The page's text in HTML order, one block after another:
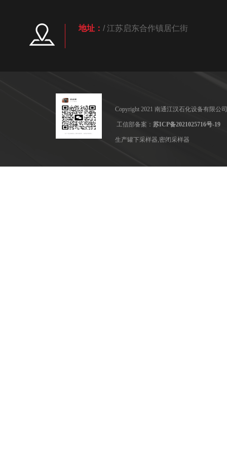
地址： / 江苏启东合作镇居仁街
Copyright 2021 南通江汉石化设备有
工信部备案： 苏ICP备2021025716号-19
生产罐下采样器,密闭采样器